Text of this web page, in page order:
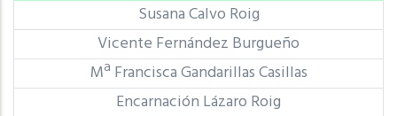
Susana Calvo Roig
Vicente Fernández Burgueño
Mª Francisca Gandarillas Casillas
Encarnación Lázaro Roig